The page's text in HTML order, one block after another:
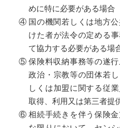
めに特に必要がある場合
④ 国の機関若しくは地方
けた者が法令の定める
て協力する必要がある場
⑤ 保険料収納事務等の遂
政治・宗教等の団体若
しくは加盟に関する従
取得、利用又は第三者提
⑥ 相続手続きを伴う保険